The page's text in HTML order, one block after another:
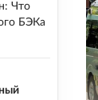
Что
БЭКа